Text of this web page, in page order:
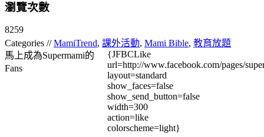
瀏覽次數
8259
Categories //MamiTrend, 課外活動, Mami Bible, 教育放題
馬上成為Supermami的
Fans
{JFBCLike
url=http://www.facebook.com/pages/
layout=standard
show_faces=false
show_send_button=false
width=300
action=like
colorscheme=light}